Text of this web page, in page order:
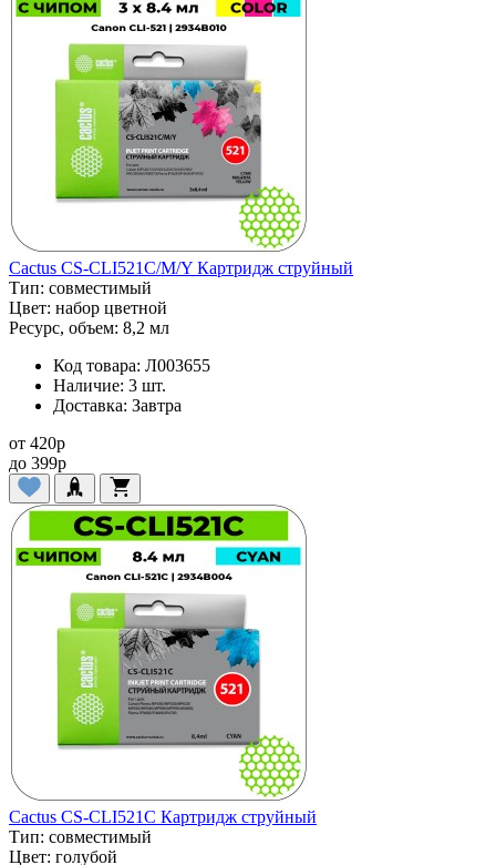
Cactus CS-CLI521C/M/Y Картридж струйный
Тип: совместимый
Цвет: набор цветной
Ресурс, объем: 8,2 мл
Код товара: Л003655
Наличие: 3 шт.
Доставка: Завтра
от 420p
до 399p
Cactus CS-CLI521C Картридж струйный
Тип: совместимый
Цвет: голубой